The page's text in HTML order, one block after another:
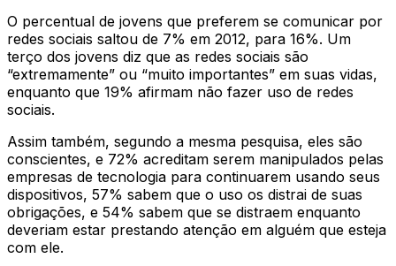
O percentual de jovens que preferem se comunicar por
redes sociais saltou de 7% em 2012, para 16%. Um
terço dos jovens diz que as redes sociais são
“extremamente” ou “muito importantes” em suas vidas,
enquanto que 19% afirmam não fazer uso de redes
sociais.
Assim também, segundo a mesma pesquisa, eles são
conscientes, e 72% acreditam serem manipulados pelas
empresas de tecnologia para continuarem usando seus
dispositivos, 57% sabem que o uso os distrai de suas
obrigações, e 54% sabem que se distraem enquanto
deveriam estar prestando atenção em alguém que esteja
com ele.